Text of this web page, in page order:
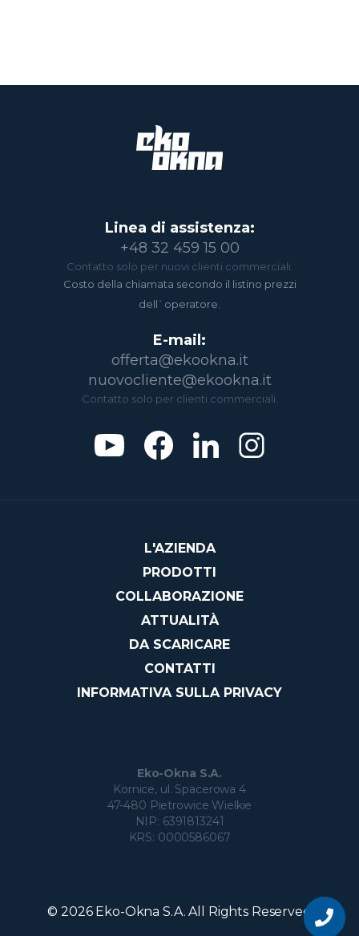
Linea di assistenza:
+48 32 459 15 00
Contatto solo per nuovi clienti commerciali.
Costo della chiamata secondo il listino prezzi
dell`operatore.
E-mail:
offerta@ekookna.it
nuovocliente@ekookna.it
Contatto solo per clienti commerciali.
L'AZIENDA
PRODOTTI
COLLABORAZIONE
ATTUALITÀ
DA SCARICARE
CONTATTI
INFORMATIVA SULLA PRIVACY
Eko-Okna S.A.
Kornice, ul. Spacerowa 4
47-480 Pietrowice Wielkie
NIP: 6391813241
KRS: 0000586067
© 2026 Eko-Okna S.A. All Rights Reserved
diventare
un
nostro